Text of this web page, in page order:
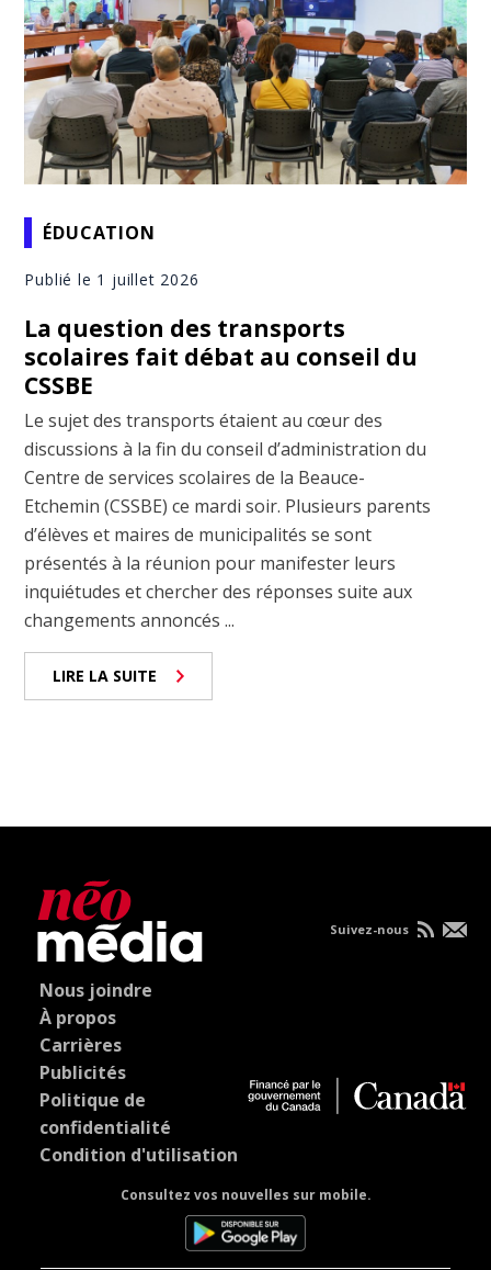
ÉDUCATION
Publié le 1 juillet 2026
La question des transports
scolaires fait débat au conseil du
CSSBE
Le sujet des transports étaient au cœur des
discussions à la fin du conseil d’administration du
Centre de services scolaires de la Beauce-
Etchemin (CSSBE) ce mardi soir. Plusieurs parents
d’élèves et maires de municipalités se sont
présentés à la réunion pour manifester leurs
inquiétudes et chercher des réponses suite aux
changements annoncés ...
LIRE LA SUITE
Nous joindre
À propos
Carrières
Publicités
Politique de
confidentialité
Condition d'utilisation
Consultez vos nouvelles sur mobile.
Suivez-nous